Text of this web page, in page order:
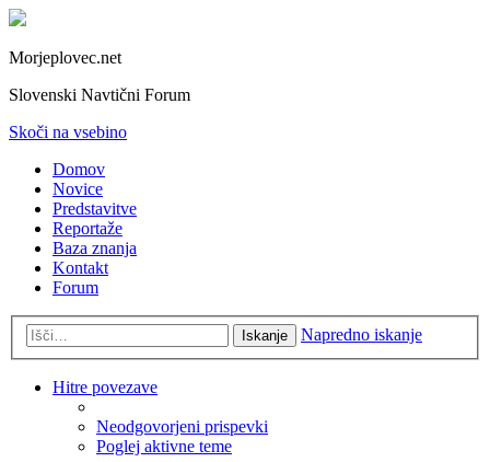
Morjeplovec.net
Slovenski Navtični Forum
Skoči na vsebino
Domov
Novice
Predstavitve
Reportaže
Baza znanja
Kontakt
Forum
Iskanje Napredno iskanje
Hitre povezave
Neodgovorjeni prispevki
Poglej aktivne teme